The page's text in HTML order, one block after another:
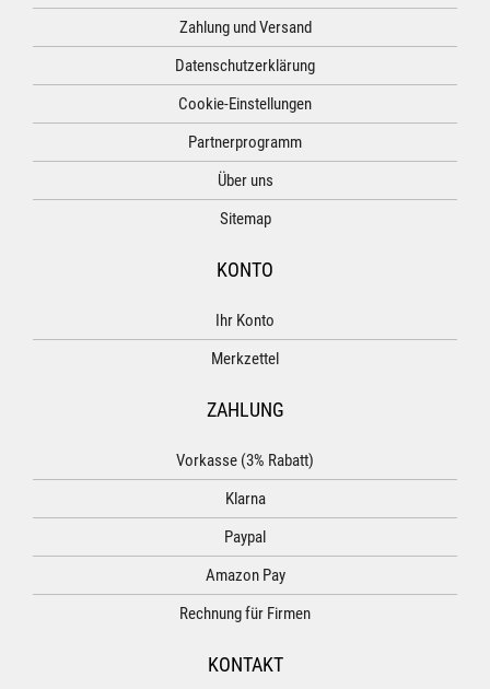
Zahlung und Versand
Datenschutzerklärung
Cookie-Einstellungen
Partnerprogramm
Über uns
Sitemap
KONTO
Ihr Konto
Merkzettel
ZAHLUNG
Vorkasse (3% Rabatt)
Klarna
Paypal
Amazon Pay
Rechnung für Firmen
KONTAKT